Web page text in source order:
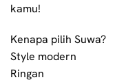
kamu!
Kenapa pilih Suwa?
Style modern
Ringan